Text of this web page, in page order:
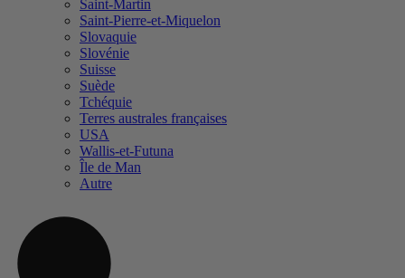
Saint-Martin
Saint-Pierre-et-Miquelon
Slovaquie
Slovénie
Suisse
Suède
Tchéquie
Terres australes françaises
USA
Wallis-et-Futuna
Île de Man
Autre